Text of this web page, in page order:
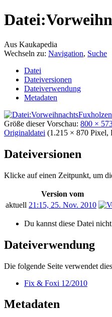
Aus Kaukapedia
Wechseln zu: Navigation, Suche
Datei
Dateiversionen
Dateiverwendung
Metadaten
Größe dieser Vorschau: 800 ×
Originaldatei (1.215 × 870
Dateiversionen
Klicke auf einen Zeitpunkt, um
Version vom
aktuell 21:15, 25. Nov. 2010
Du kannst diese Datei
Dateiverwendung
Die folgende Seite verwendet
Fix & Foxi 12/2010
Metadaten